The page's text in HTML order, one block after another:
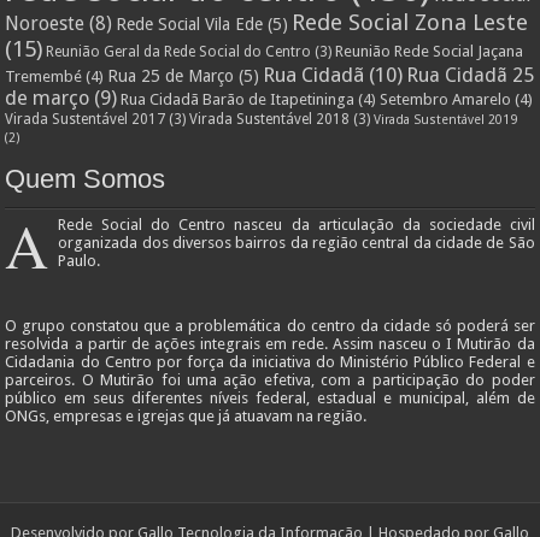
Noroeste (8) Rede Social Vila Ede (5) Rede Social Zona Leste
(15) Reunião Geral da Rede Social do Centro (3) Reunião Rede Social Jaçana
Tremembé (4) Rua 25 de Março (5) Rua Cidadã (10) Rua Cidadã 25
de março (9) Rua Cidadã Barão de Itapetininga (4) Setembro Amarelo (4)
Virada Sustentável 2017 (3) Virada Sustentável 2018 (3) Virada Sustentável 2019
(2)
Quem Somos
A Rede Social do Centro nasceu da articulação da sociedade civil
organizada dos diversos bairros da região central da cidade de São
Paulo.
O grupo constatou que a problemática do centro da cidade só poderá ser
resolvida a partir de ações integrais em rede. Assim nasceu o I Mutirão da
Cidadania do Centro por força da iniciativa do Ministério Público Federal e
parceiros. O Mutirão foi uma ação efetiva, com a participação do poder
público em seus diferentes níveis federal, estadual e municipal, além de
ONGs, empresas e igrejas que já atuavam na região.
Desenvolvido por Gallo Tecnologia da Informação | Hospedado por Gallo